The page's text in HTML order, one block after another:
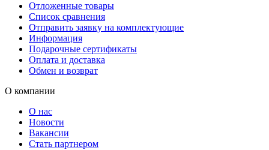
Отложенные товары
Список сравнения
Отправить заявку на комплектующие
Информация
Подарочные сертификаты
Оплата и доставка
Обмен и возврат
О компании
О нас
Новости
Вакансии
Стать партнером